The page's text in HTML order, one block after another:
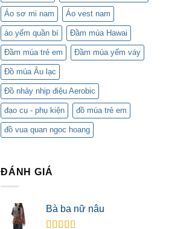
Áo sơ mi nam Áo vest nam
áo yếm quần bí Đầm múa Hawai
Đầm múa trẻ em Đầm múa yếm váy
Đồ múa Âu lạc
Đồ nhảy nhịp điệu Aerobic
đạo cụ - phụ kiện đồ múa trẻ em
đồ vua quan ngoc hoang
ĐÁNH GIÁ
Bà ba nữ nâu